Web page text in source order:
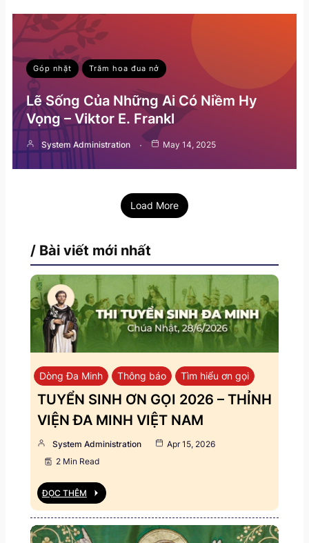
Góp nhặt Trăm hoa đua nở
Lẽ Sống Của Những Ai Có Niềm Hy
Vọng – Viktor E. Frankl
System Administration May 14, 2025
Load More
/ Bài viết mới nhất
Dòng Đa Minh Thông báo Tìm hiểu ơn gọi
TUYỂN SINH ƠN GỌI 2026 – THỈNH
VIỆN ĐA MINH VIỆT NAM
System Administration
Apr 15, 2026
2 Min Read
ĐỌC THÊM